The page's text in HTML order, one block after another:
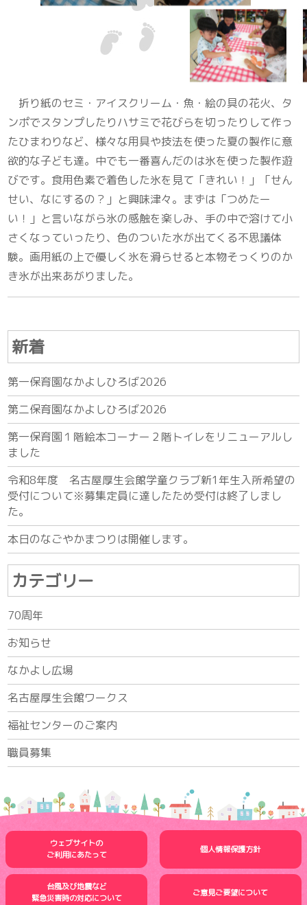
折り紙のセミ・アイスクリーム・魚・絵の具の花火、タ
ンポでスタンプしたりハサミで花びらを切ったりして作っ
たひまわりなど、様々な用具や技法を使った夏の製作に意
欲的な子ども達。中でも一番喜んだのは氷を使った製作遊
びです。食用色素で着色した氷を見て「きれい！」「せん
せい、なにするの？」と興味津々。まずは「つめたー
い！」と言いながら氷の感触を楽しみ、手の中で溶けて小
さくなっていったり、色のついた水が出てくる不思議体
験。画用紙の上で優しく氷を滑らせると本物そっくりのか
き氷が出来あがりました。
新着
第一保育園なかよしひろば2026
第二保育園なかよしひろば2026
第一保育園１階絵本コーナー２階トイレをリニューアルし
ました
令和8年度 名古屋厚生会館学童クラブ新1年生入所希望の
受付について※募集定員に達したため受付は終了しまし
た。
本日のなごやかまつりは開催します。
カテゴリー
70周年
お知らせ
なかよし広場
名古屋厚生会館ワークス
福祉センターのご案内
職員募集
ウェブサイトの
ご利用にあたって
個人情報保護方針
台風及び地震など
緊急災害時の対応について
ご意見ご要望について